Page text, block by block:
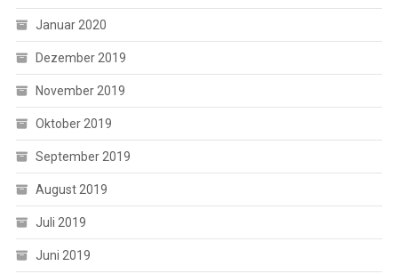
Januar 2020
Dezember 2019
November 2019
Oktober 2019
September 2019
August 2019
Juli 2019
Juni 2019